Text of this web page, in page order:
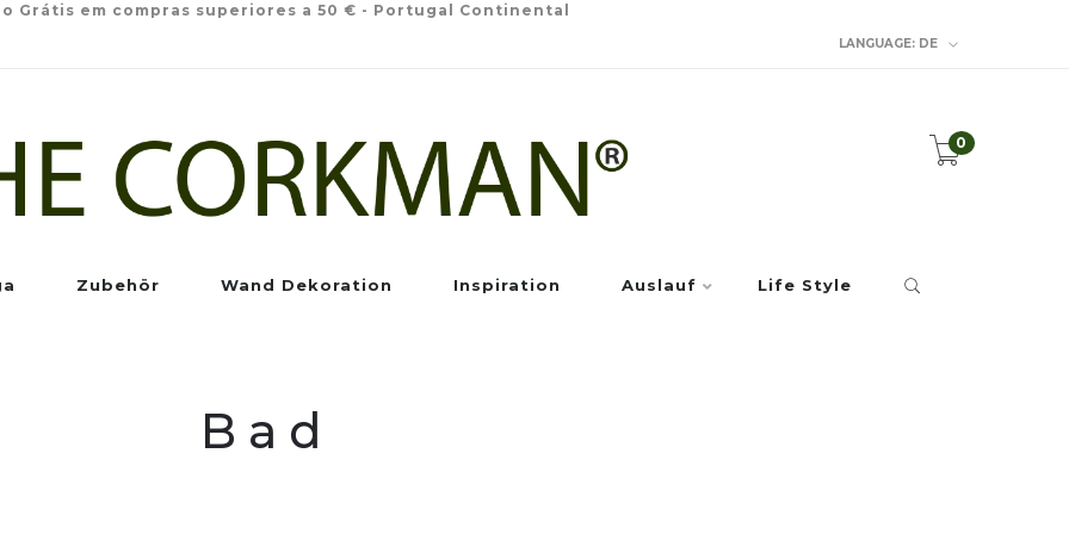
Grátis em compras superiores a 50 € - Portugal Continental
LANGUAGE: DE
0
Zubehör Wand Dekoration Inspiration Auslauf Life Style
Bad